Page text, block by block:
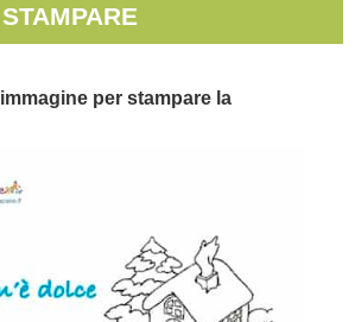
per stampare la